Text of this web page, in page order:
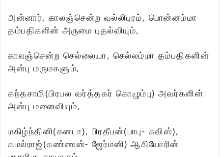
அன்னார், காலஞ்சென்ற வல்லிபுரம், பொன்னம்மா
தம்பதிகளின் அருமை புதல்வியும்,
காலஞ்சென்ற செல்லையா, செல்லம்மா தம்பதிகளின்
அன்பு மருமகளும்,
கந்தசாமி(பிரபல வர்த்தகர் கொழும்பு) அவர்களின்
அன்பு மனைவியும்,
மகிழ்ந்தினி(கனடா), பிரதீபன்(பாபு- சுவிஸ்),
கமல்ராஜ்(கண்ணன்- ஜேர்மனி) ஆகியோரின்